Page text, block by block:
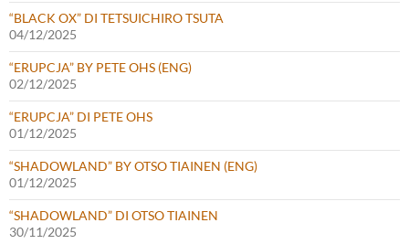
“BLACK OX” DI TETSUICHIRO TSUTA
04/12/2025
“ERUPCJA” BY PETE OHS (ENG)
02/12/2025
“ERUPCJA” DI PETE OHS
01/12/2025
“SHADOWLAND” BY OTSO TIAINEN (ENG)
01/12/2025
“SHADOWLAND” DI OTSO TIAINEN
30/11/2025